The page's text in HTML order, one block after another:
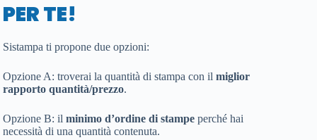
PER TE!
Sistampa ti propone due opzioni:
Opzione A: troverai la quantità di stampa con il miglior
rapporto quantità/prezzo.
Opzione B: il minimo d’ordine di stampe perché hai
necessità di una quantità contenuta.